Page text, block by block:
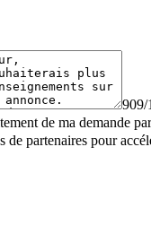
909/
de ma demande
de partenaires pour